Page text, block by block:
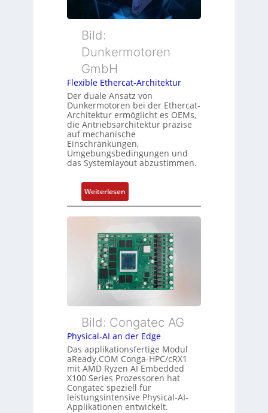
c
h
g
e
u
u
n
d
Z
u
s
t
d
b
e
r
w
a
u
n
g
t
e
y
s
o
r
g
t
f
ü
r
m
e
h
r
L
e
i
s
t
n
g
Bild:
Dunkermotoren
GmbH
Flexible Ethercat-Architektur
Der duale Ansatz von
Dunkermotoren bei der Ethercat-
Architektur ermöglicht es OEMs,
die Antriebsarchitektur präzise
auf mechanische
Einschränkungen,
Umgebungsbedingungen und
das Systemlayout abzustimmen.
Weiterlesen:
F
l
x
i
b
l
e
E
h
e
r
c
a
t
-
Bild: Congatec AG
Physical-AI an der Edge
Das applikationsfertige Modul
aReady.COM Conga-HPC/cRX1
mit AMD Ryzen AI Embedded
X100 Series Prozessoren hat
Congatec speziell für
leistungsintensive Physical-AI-
Applikationen entwickelt.